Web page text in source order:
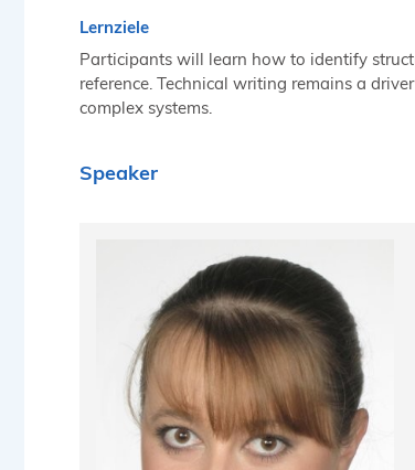
Lernziele
Participants will learn how to identify
reference. Technical writing remains a
complex systems.
Speaker